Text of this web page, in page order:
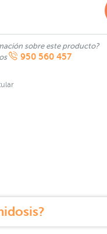
sobre este producto?
950 560 457